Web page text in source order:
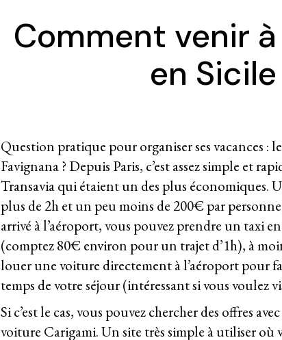
Comment venir
en
Question pratique pour organiser ses vacances :
Favignana ? Depuis Paris, c’est assez simple et
Transavia qui étaient un des plus économiques.
plus de 2h et un peu moins de 200€ par
arrivé à l’aéroport, vous pouvez prendre un taxi
(comptez 80€ environ pour un trajet d’1h), à
louer une voiture directement à l’aéroport pour
temps de votre séjour (intéressant si vous voulez
Si c’est le cas, vous pouvez chercher des offres avec
voiture Carigami. Un site très simple à utiliser où